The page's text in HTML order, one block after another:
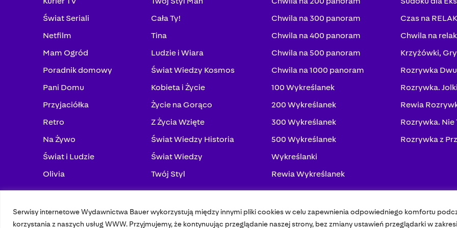
Serwisy internetowe Wydawnictwa Bauer wykorzystują między innymi pliki cookies w celu zapewnienia odpowiedniego komfortu
korzystania z naszych usług WWW. Przyjmujemy, że kontynuując przeglądanie naszej strony, bez zmiany ustawień przeglądarki w
Świat Seriali
Netfilm
Mam Ogród
Poradnik domowy
Pani Domu
Przyjaciółka
Retro
Na Żywo
Świat i Ludzie
Olivia
Cała Ty!
Tina
Ludzie i Wiara
Świat Wiedzy Kosmos
Kobieta i Życie
Życie na Gorąco
Z Życia Wzięte
Świat Wiedzy Historia
Świat Wiedzy
Twój Styl
Chwila na 300 panoram
Chwila na 400 panoram
Chwila na 500 panoram
Chwila na 1000 panoram
100 Wykreślanek
200 Wykreślanek
300 Wykreślanek
500 Wykreślanek
Wykreślanki
Rewia Wykreślanek
Czas na
Chwila na
Krzyżówki,
Rozrywka
Rozrywka. Jolki
Rewia
Rozrywka. Nie
Rozrywka z
© 2023 Bauer Media Group, All Rights Reserved.